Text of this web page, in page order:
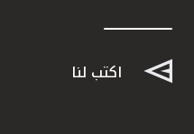
اكتب لنا